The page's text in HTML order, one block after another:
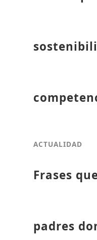
ACTUALIDAD
Frases
padres